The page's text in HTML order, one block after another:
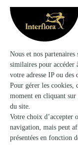
Marche Aux Fleurs
Cournon D Auvergne
★★
4.6 (208)
42 avenue d'Aubière
Voir la boutique